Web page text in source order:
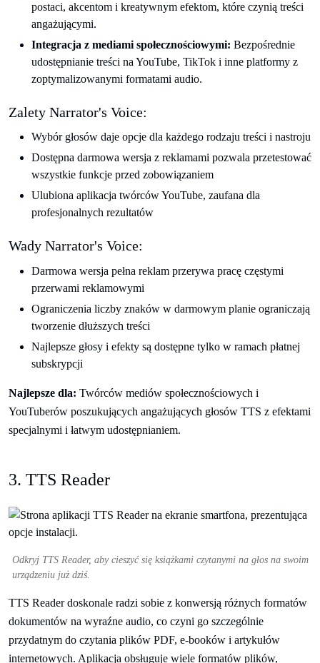
postaci, akcentom i kreatywnym efektom, które czynią treści
angażującymi.
Integracja z mediami społecznościowymi: Bezpośrednie
udostępnianie treści na YouTube, TikTok i inne platformy z
zoptymalizowanymi formatami audio.
Zalety Narrator's Voice:
Wybór głosów daje opcje dla każdego rodzaju treści i nastroju
Dostępna darmowa wersja z reklamami pozwala przetestować
wszystkie funkcje przed zobowiązaniem
Ulubiona aplikacja twórców YouTube, zaufana dla
profesjonalnych rezultatów
Wady Narrator's Voice:
Darmowa wersja pełna reklam przerywa pracę częstymi
przerwami reklamowymi
Ograniczenia liczby znaków w darmowym planie ograniczają
tworzenie dłuższych treści
Najlepsze głosy i efekty są dostępne tylko w ramach płatnej
subskrypcji
Najlepsze dla: Twórców mediów społecznościowych i
YouTuberów poszukujących angażujących głosów TTS z efektami
specjalnymi i łatwym udostępnianiem.
3. TTS Reader
Odkryj TTS Reader, aby cieszyć się książkami czytanymi na głos na swoim
urządzeniu już dziś.
TTS Reader doskonale radzi sobie z konwersją różnych formatów
dokumentów na wyraźne audio, co czyni go szczególnie
przydatnym do czytania plików PDF, e-booków i artykułów
internetowych. Aplikacja obsługuje wiele formatów plików,